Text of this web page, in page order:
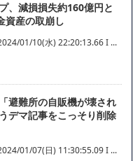
、減損損失約160億円と
資産の取崩し
01/10(水) 22:20:13.66 I ...
避難所の自販機が壊され
デマ記事をこっそり削除
01/07(日) 11:30:55.09 I ...